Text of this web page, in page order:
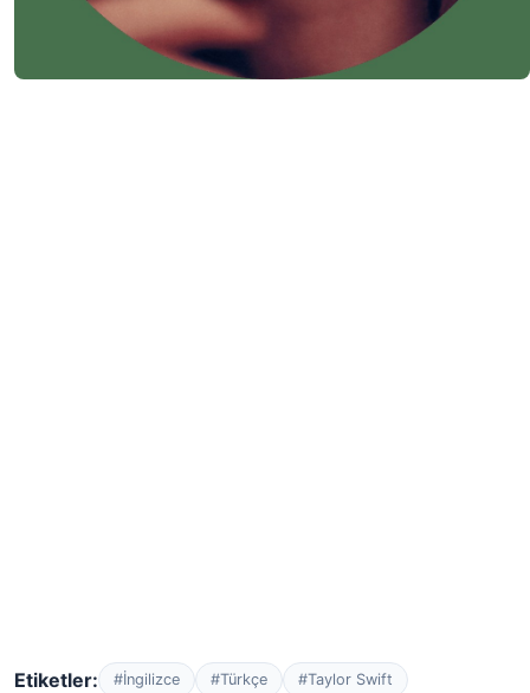
Etiketler: #İngilizce #Türkçe #Taylor Swift